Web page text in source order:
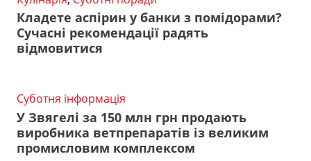
Кладете аспірин у банки з помідорами?
Сучасні рекомендації радять
відмовитися
Суботня інформація
У Звягелі за 150 млн грн продають
виробника ветпрепаратів із великим
промисловим комплексом